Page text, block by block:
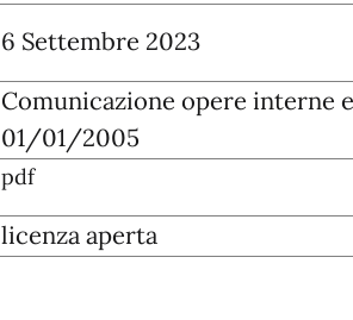
6 Settembre 2023
Comunicazione opere interne
01/01/2005
pdf
licenza aperta